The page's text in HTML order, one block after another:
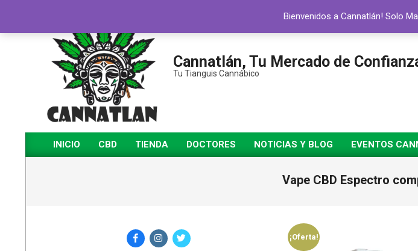
contenido
Cannatlán, Tu Mercado de
Tu Tianguis Cannábico
Menú
INICIO CBD TIENDA DOCTORES NOTICIAS Y BLOG EVENTOS
Vape CBD Espectro
¡Oferta!
Bienvenidos a Cannatlán! Solo